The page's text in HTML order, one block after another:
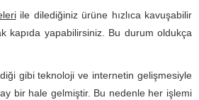
ile dilediğiniz ürüne hızlıca kavuşabilir
kapıda yapabilirsiniz. Bu durum oldukça
gibi teknoloji ve internetin gelişmesiyle
bir hale gelmiştir. Bu nedenle her işlemi